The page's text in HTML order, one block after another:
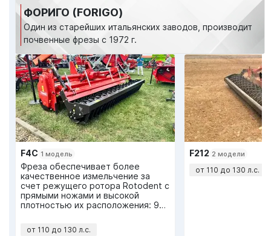
ФОРИГО (FORIGO)
Один из старейших итальянских заводов, производит
почвенные фрезы с 1972 г.
F4C 1 модель
Фреза обеспечивает более
качественное измельчение за
счет режущего ротора Rotodent с
прямыми ножами и высокой
плотностью их расположения: 96
от 110 до 130 л.с.
F212 2 модели
от 110 до 130 л.с.